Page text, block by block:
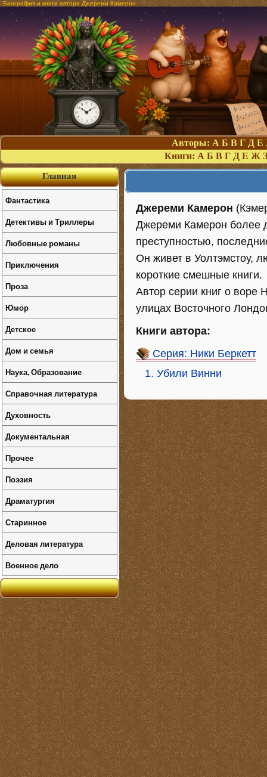
Биография и книги автора Джереми Камерон
Авторы: А Б В Г Д Е
Книги: А Б В Г Д Е Ж З
Джереми Камерон
Джереми Камерон более
преступностью,
Он живет в Уолтэмстоу,
короткие смешные книги.
Автор серии книг о воре
улицах Восточного
Книги автора:
Серия: Ники Беркетт
1. Убили Винни
Главная
Фантастика
Детективы и Триллеры
Любовные романы
Приключения
Проза
Юмор
Детское
Дом и семья
Наука, Образование
Справочная литература
Духовность
Документальная
Прочее
Поэзия
Драматургия
Старинное
Деловая литература
Военное дело